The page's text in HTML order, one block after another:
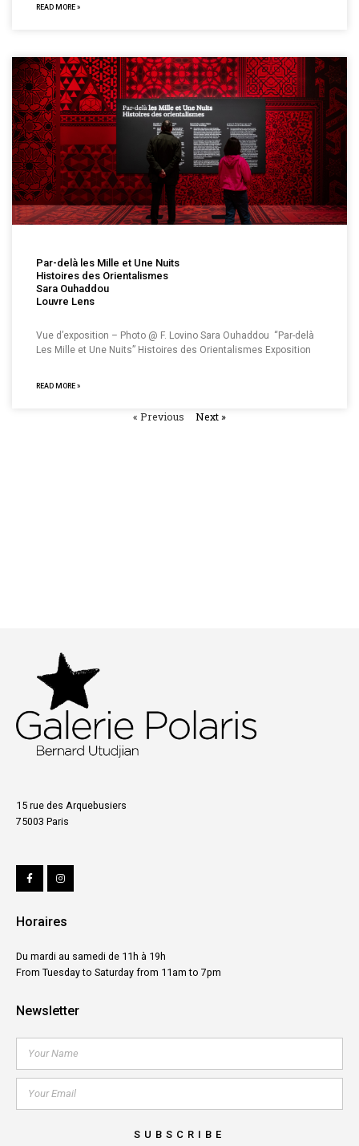
READ MORE »
Par-delà les Mille et Une Nuits
Histoires des Orientalismes
Sara Ouhaddou
Louvre Lens
Vue d’exposition – Photo @ F. Lovino Sara Ouhaddou “Par-delà
Les Mille et Une Nuits” Histoires des Orientalismes Exposition
READ MORE »
« Previous Next »
15 rue des Arquebusiers
75003 Paris
Horaires
Du mardi au samedi de 11h à 19h
From Tuesday to Saturday from 11am to 7pm
Newsletter
SUBSCRIBE